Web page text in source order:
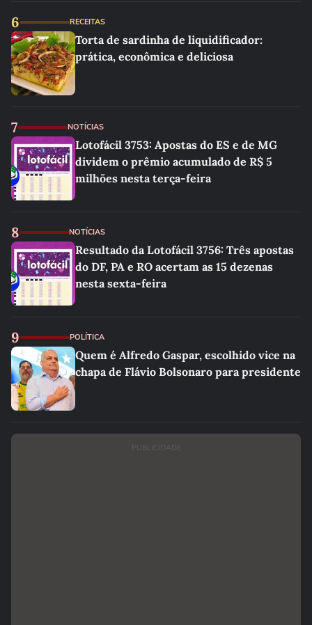
6 RECEITAS
Torta de sardinha de liquidificador:
prática, econômica e deliciosa
7 NOTÍCIAS
Lotofácil 3753: Apostas do ES e de MG
dividem o prêmio acumulado de R$ 5
milhões nesta terça-feira
8 NOTÍCIAS
Resultado da Lotofácil 3756: Três apostas
do DF, PA e RO acertam as 15 dezenas
nesta sexta-feira
9 POLÍTICA
Quem é Alfredo Gaspar, escolhido vice na
chapa de Flávio Bolsonaro para presidente
PUBLICIDADE